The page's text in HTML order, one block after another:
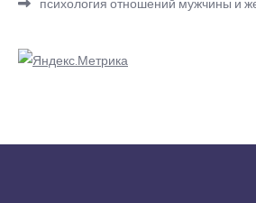
психология отношений мужчины и